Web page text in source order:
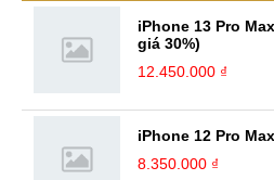
iPhone 13 Pro
giá 30%)
12.450.000 ₫
iPhone 12 Pro
8.350.000 ₫